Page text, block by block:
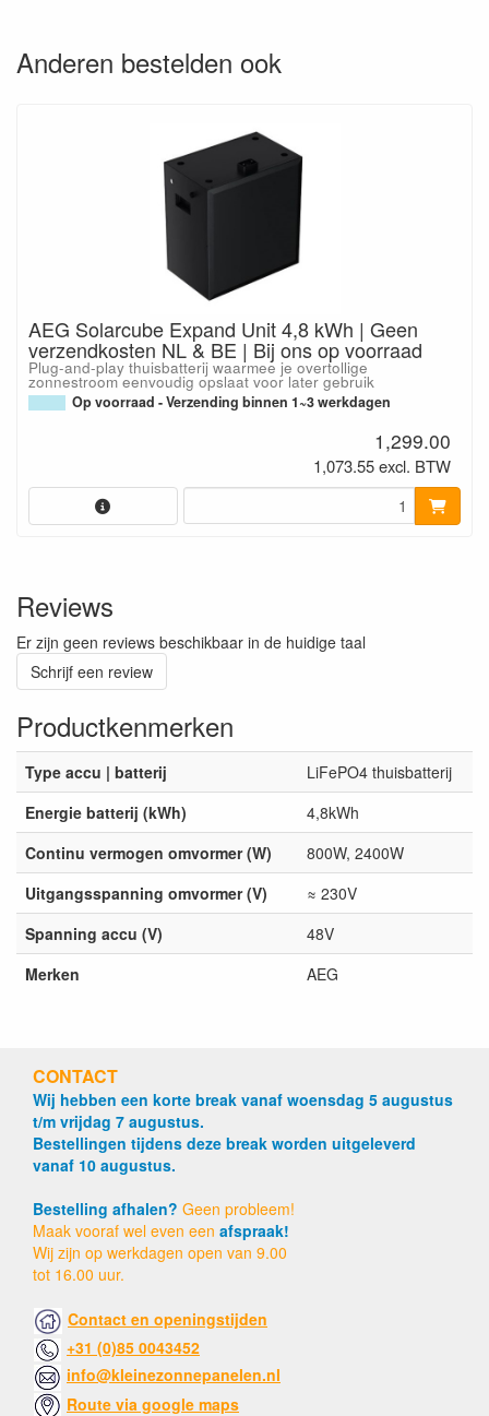
Anderen bestelden ook
AEG Solarcube Expand Unit 4,8 kWh | Geen
verzendkosten NL & BE | Bij ons op voorraad
Plug-and-play thuisbatterij waarmee je overtollige
zonnestroom eenvoudig opslaat voor later gebruik
Op voorraad - Verzending binnen 1~3 werkdagen
1,299.00
1,073.55 excl. BTW
Reviews
Er zijn geen reviews beschikbaar in de huidige taal
Schrijf een review
Productkenmerken
Type accu | batterij
LiFePO4 thuisbatterij
Energie batterij (kWh)
4,8kWh
Continu vermogen omvormer (W)
800W, 2400W
Uitgangsspanning omvormer (V)
≈ 230V
Spanning accu (V)
48V
Merken
AEG
CONTACT
Wij hebben een korte break vanaf woensdag 5 augustus
t/m vrijdag 7 augustus.
Bestellingen tijdens deze break worden uitgeleverd
vanaf 10 augustus.
Bestelling afhalen? Geen probleem!
Maak vooraf wel even een afspraak!
Wij zijn op werkdagen open van 9.00
tot 16.00 uur.
Contact en openingstijden
+31 (0)85 0043452
info@kleinezonnepanelen.nl
Route via google maps